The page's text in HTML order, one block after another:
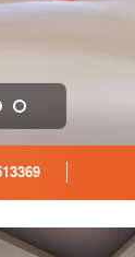
TỈNH LÂM ĐỒNG